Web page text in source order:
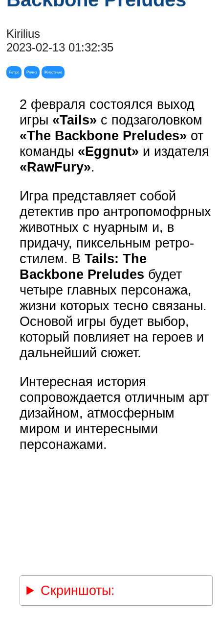
Kirilius
2023-02-13 01:32:35
Ретро Релиз Животные
2 февраля состоялся выход
игры «Tails» с подзаголовком
«The Backbone Preludes» от
команды «Eggnut» и издателя
«RawFury».
Игра представляет собой
детектив про антропомофрных
животных с нуарным и, в
придачу, пиксельным ретро-
стилем. В Tails: The
Backbone Preludes будет
четыре главных персонажа,
жизни которых тесно связаны.
Основой игры будет выбор,
который повлияет на героев и
дальнейший сюжет.
Интересная история
сопровождается отличным арт
дизайном, атмосферным
миром и интересными
персонажами.
Скриншоты: